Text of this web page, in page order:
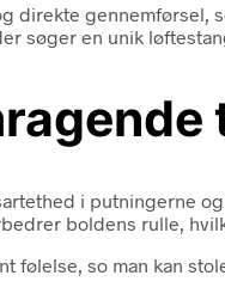
direkte
søger en unik
i putningerne
boldens rulle,
følelse, so man kan